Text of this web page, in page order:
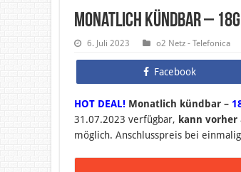
Monatlich kündbar –
6. Juli 2023 o2 Netz - Telefonica
Facebook
HOT DEAL! Monatlich kündbar –
31.07.2023 verfügbar, kann
möglich. Anschlusspreis bei